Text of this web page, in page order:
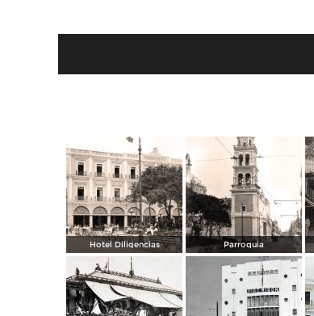
Hotel Diligencias Parroquia